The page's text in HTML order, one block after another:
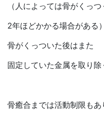
（人によっては骨がくっつ
2年ほどかかる場合がある）
骨がくっついた後はまた
固定していた金属を取り除
骨癒合までは活動制限もあ